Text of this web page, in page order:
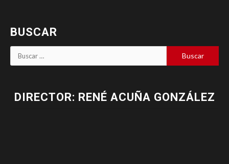
BUSCAR
DIRECTOR: RENÉ ACUÑA GONZÁLEZ